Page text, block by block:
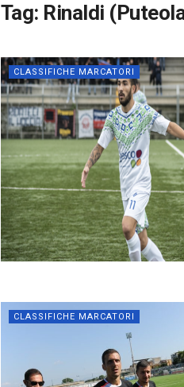
Tag: Rinaldi
CLASSIFICHE MARCATORI
CLASSIFICHE MARCATORI